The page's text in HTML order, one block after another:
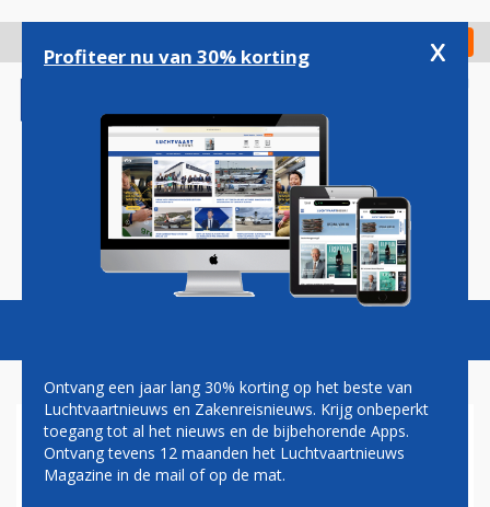
gaan
Check in
Magazine Podcasts Vacatures
ERIC VAN WALSEM: STANK
VOOR DANK
Profiteer nu van 30% korting x
Ontvang een jaar lang 30% korting op het beste van
Luchtvaartnieuws en Zakenreisnieuws. Krijg onbeperkt
toegang tot al het nieuws en de bijbehorende Apps.
Ontvang tevens 12 maanden het Luchtvaartnieuws
Magazine in de mail of op de mat.